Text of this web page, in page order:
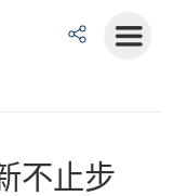
不止步